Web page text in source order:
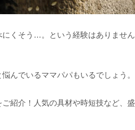
くそう…。という経験はありません
んでいるママパパもいるでしょう。
ご紹介！人気の具材や時短技など、盛